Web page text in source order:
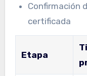
Confirmación
certificada
Etapa